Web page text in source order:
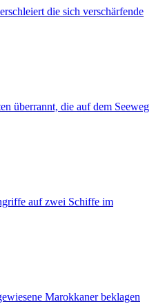
die sich verschärfende
überrannt, die auf dem Seeweg
auf zwei Schiffe im
Marokkaner beklagen